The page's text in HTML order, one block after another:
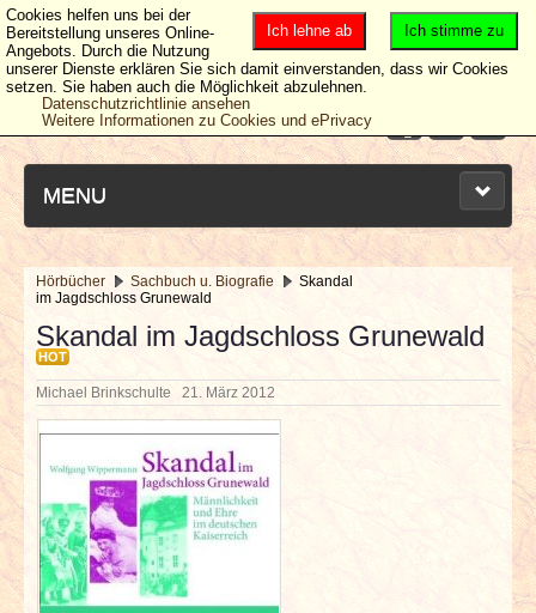
MENU
NEUESTE ARTIKEL
NEWS & DATES
BERICHTE
VERLOSUNGEN
INTERVIEWS
Hörbücher Sachbuch u. Biografie
Skandal
im Jagdschloss Grunewald
Skandal im Jagdschloss Grunewald
HOT
Michael Brinkschulte 21. März 2012
Ich stimme zu
Ich lehne ab
Cookies helfen uns bei der
Bereitstellung unseres Online-
Angebots. Durch die Nutzung
unserer Dienste erklären Sie sich damit einverstanden, dass wir Cookies
setzen. Sie haben auch die Möglichkeit abzulehnen.
Datenschutzrichtlinie ansehen
Weitere Informationen zu Cookies und ePrivacy